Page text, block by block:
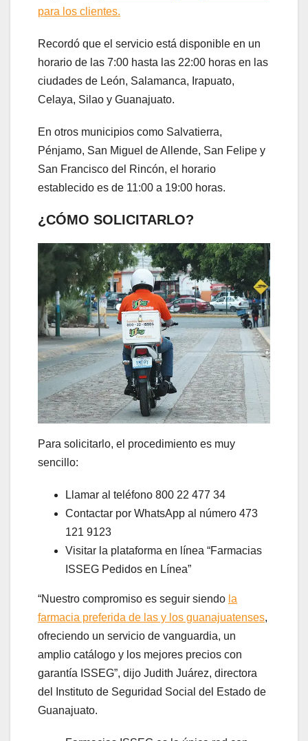
para los clientes.
Recordó que el servicio está disponible en un
horario de las 7:00 hasta las 22:00 horas en las
ciudades de León, Salamanca, Irapuato,
Celaya, Silao y Guanajuato.
En otros municipios como Salvatierra,
Pénjamo, San Miguel de Allende, San Felipe y
San Francisco del Rincón, el horario
establecido es de 11:00 a 19:00 horas.
¿CÓMO SOLICITARLO?
Para solicitarlo, el procedimiento es muy
sencillo:
Llamar al teléfono 800 22 477 34
Contactar por WhatsApp al número 473
121 9123
Visitar la plataforma en línea “Farmacias
ISSEG Pedidos en Línea”
“Nuestro compromiso es seguir siendo la
farmacia preferida de las y los guanajuatenses,
ofreciendo un servicio de vanguardia, un
amplio catálogo y los mejores precios con
garantía ISSEG”, dijo Judith Juárez, directora
del Instituto de Seguridad Social del Estado de
Guanajuato.